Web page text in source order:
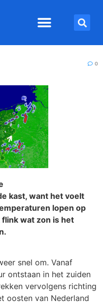
0
kast, want het voelt
lopen op
wat zon is het
snel om. Vanaf
ontstaan in het zuiden
vervolgens richting
oosten van Nederland